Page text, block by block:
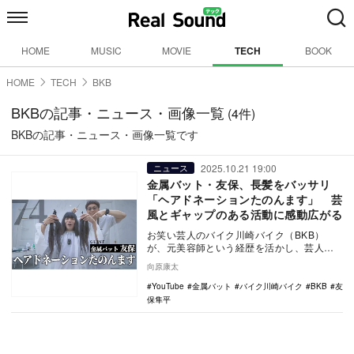
HOME MUSIC MOVIE TECH BOOK
HOME TECH BKB
BKBの記事・ニュース・画像一覧 (4件)
BKBの記事・ニュース・画像一覧です
ニュース 2025.10.21 19:00
金属バット・友保、長髪をバッサリ
「ヘアドネーションたのんます」 芸
風とギャップのある活動に感動広がる
お笑い芸人のバイク川崎バイク（BKB）
が、元美容師という経歴を活かし、芸人仲
YouTubeチャン…
向原康太
YouTube
金属バット バイク川崎バイク BKB
友
保隼平